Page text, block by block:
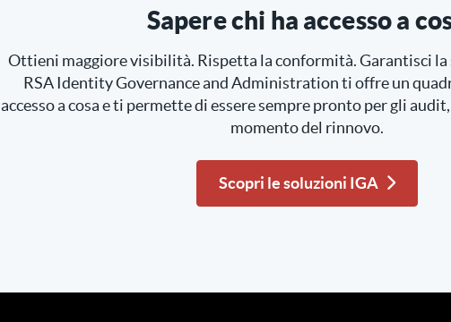
Sapere chi ha accesso a
Ottieni maggiore visibilità. Rispetta la conformità. Garantisci la
RSA Identity Governance and Administration ti offre un
accesso a cosa e ti permette di essere sempre pronto per gli
momento del rinnovo.
Scopri le soluzioni IGA